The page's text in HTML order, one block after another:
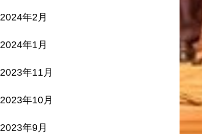
2024年2月
2024年1月
2023年11月
2023年10月
2023年9月